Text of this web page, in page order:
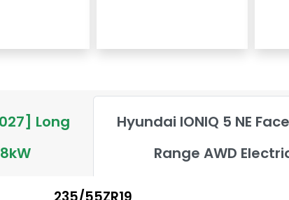
Long
Hyundai IONIQ 5 NE
Range AWD